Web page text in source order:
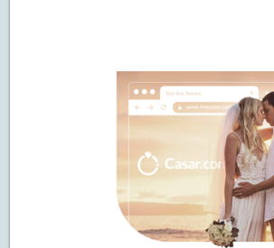
SIDEBAR